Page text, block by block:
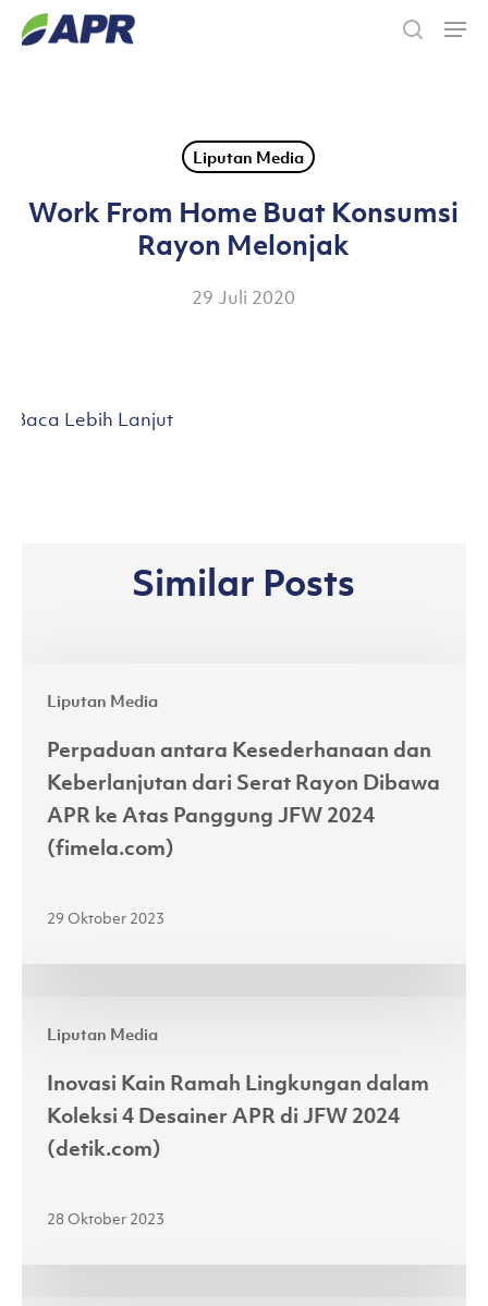
Skip
Liputan Media
Work From Home Buat Konsumsi
Rayon Melonjak
29 Juli 2020
Baca Lebih Lanjut
Similar Posts
Liputan Media
antara
Kesederhanaan
dan
Keberlanjutan
dari
Serat
Dibawa
Panggung
JFW
2024
(fimela.com)
Perpaduan antara Kesederhanaan dan
Keberlanjutan dari Serat Rayon Dibawa
APR ke Atas Panggung JFW 2024
(fimela.com)
29 Oktober 2023
Liputan Media
Kain
Ramah
Lingkungan
Koleksi
Desainer
Inovasi Kain Ramah Lingkungan dalam
Koleksi 4 Desainer APR di JFW 2024
(detik.com)
28 Oktober 2023